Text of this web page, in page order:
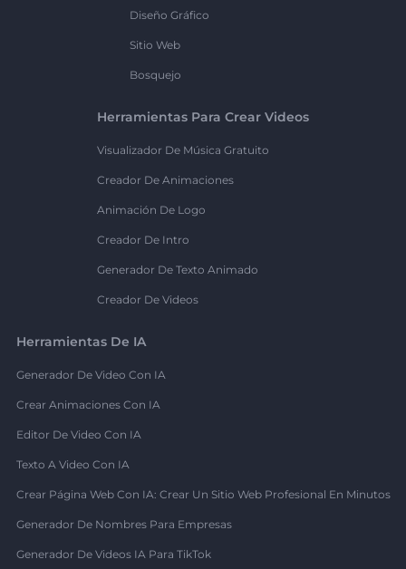
Diseño Gráfico
Sitio Web
Bosquejo
Herramientas Para Crear Videos
Visualizador De Música Gratuito
Creador De Animaciones
Animación De Logo
Creador De Intro
Generador De Texto Animado
Creador De Videos
Herramientas De IA
Generador De Video Con IA
Crear Animaciones Con IA
Editor De Video Con IA
Texto A Video Con IA
Crear Página Web Con IA: Crear Un Sitio Web Profesional En Minutos
Generador De Nombres Para Empresas
Generador De Videos IA Para TikTok